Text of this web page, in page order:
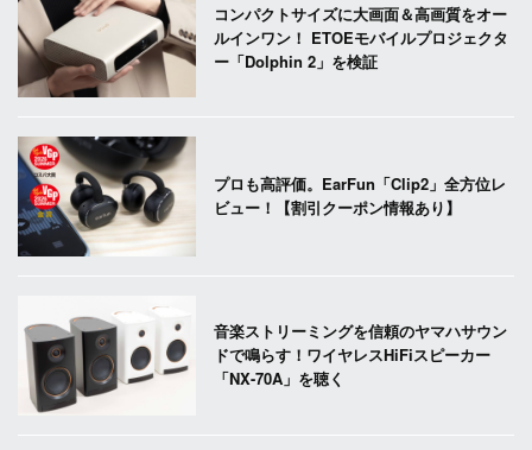
コンパクトサイズに大画面＆高画質をオー
ルインワン！ ETOEモバイルプロジェクタ
ー「Dolphin 2」を検証
プロも高評価。EarFun「Clip2」全方位レ
ビュー！【割引クーポン情報あり】
音楽ストリーミングを信頼のヤマハサウン
ドで鳴らす！ワイヤレスHiFiスピーカー
「NX-70A」を聴く